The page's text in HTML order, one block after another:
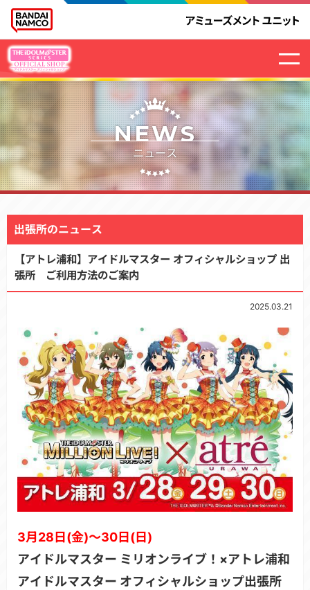
NEWS
ニュース
出張所のニュース
【アトレ浦和】アイドルマスター オフィシャルショップ 出
張所 ご利用方法のご案内
2025.03.21
3月28日(金)～30日(日)
アイドルマスター ミリオンライブ！×アトレ浦和
アイドルマスター オフィシャルショップ出張所